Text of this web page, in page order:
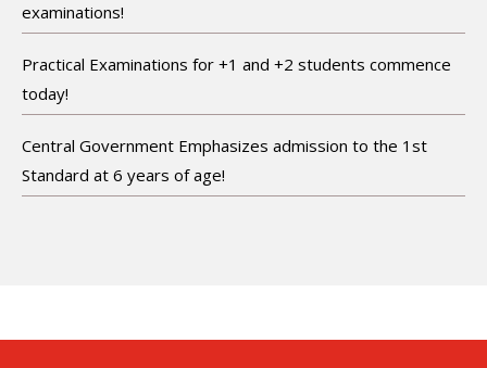
examinations!
Practical Examinations for +1 and +2 students commence
today!
Central Government Emphasizes admission to the 1st
Standard at 6 years of age!